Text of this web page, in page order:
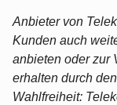
Anbieter von
Kunden auch
anbieten oder zur
erhalten durch
Wahlfreiheit: